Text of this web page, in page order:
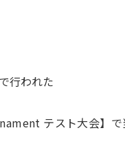
行われた
テスト大会】